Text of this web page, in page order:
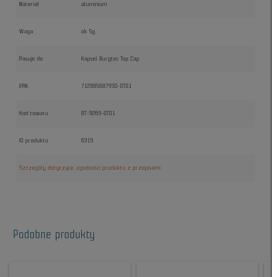
Materiał aluminium
Waga ok 5g
Pasuje do Kapsel Burgtec Top Cap
EAN 712885687930-OT01
Kod towaru BT-9269-OT01
ID produktu 6319
Szczegóły dotyczące zgodności produktu z przepisami
Podobne produkty